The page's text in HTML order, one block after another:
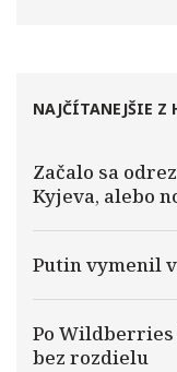
NAJČÍTANEJŠIE Z
Začalo sa
Kyjeva, alebo
Putin vymenil
Po Wildberries
bez rozdielu